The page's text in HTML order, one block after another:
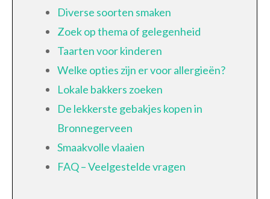
Diverse soorten smaken
Zoek op thema of gelegenheid
Taarten voor kinderen
Welke opties zijn er voor allergieën?
Lokale bakkers zoeken
De lekkerste gebakjes kopen in
Bronnegerveen
Smaakvolle vlaaien
FAQ – Veelgestelde vragen